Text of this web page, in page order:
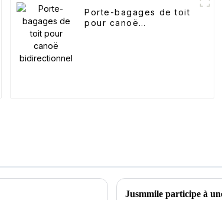
Porte-bagages de toit
pour canoë
Jusmmile participe à